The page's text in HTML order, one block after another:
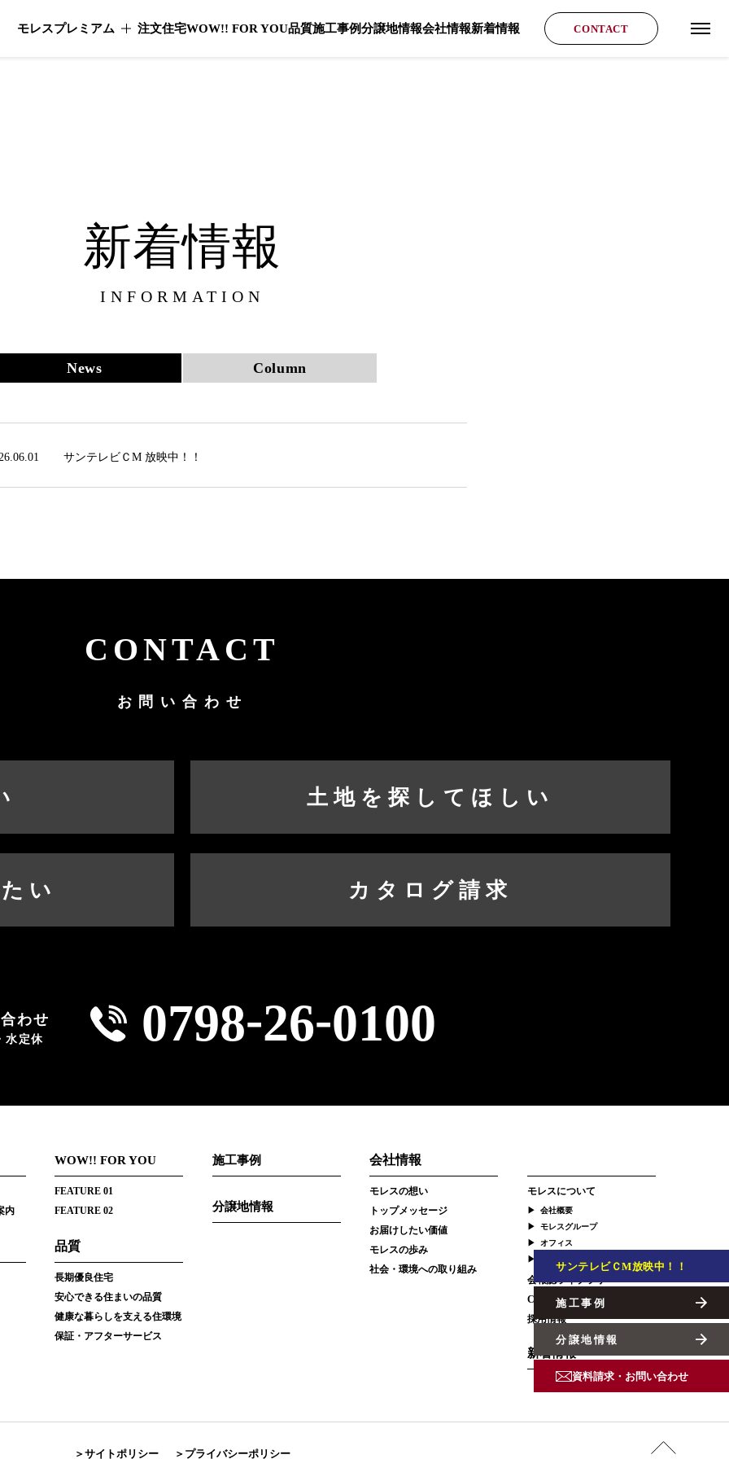
モレスプレミアム モレスプレミアムのメニューを開く
注文住宅WOW!! FOR YOU品質施工事例分譲地情報会社情報新着情報 CONTACT
グロ
新着情報
INFORMATION
News Column
サンテレビＣМ 放映中！！
CONTACT
お問い合わせ
土地を探してほしい
い カタログ請求
わせ
水定休 0798-26-0100
サンテレビＣМ放映中！！
施工事例
分譲地情報
資料請求・お問い合わせ
内
WOW!! FOR YOU
FEATURE 01
FEATURE 02
品質
長期優良住宅
安心できる住まいの品質
健康な暮らしを支える住環境
保証・アフターサービス
施工事例
分譲地情報
会社情報
モレスの想い
トップメッセージ
お届けしたい価値
モレスの歩み
社会・環境への取り組み
モレスについて
会社概要
モレスグループ
オフィス
会報誌ライブラリー
CM・広告ギャラリー
採用情報
新着情報
サイトポリシー プライバシーポリシー